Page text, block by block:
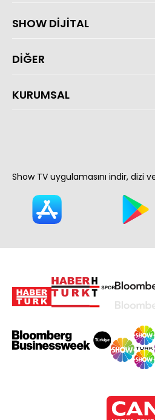
SHOW DİJİTAL
DİĞER
KURUMSAL
Show TV uygulamasını indir, dizi